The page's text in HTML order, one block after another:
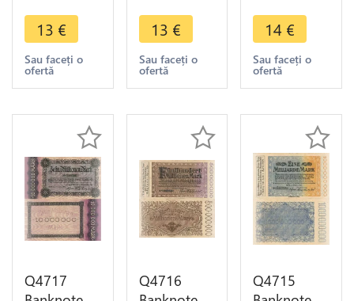
Trier Stadt
50
Millionen
Mark 1923
offer
13 €
Sau faceți o
ofertă
Trier Stadt 1
Milliarde
Mark 1923
-> Make
13 €
Sau faceți o
ofertă
Trier Stadt 1
Milliarde
Mark 1923
AU -> Make
14 €
Sau faceți o
ofertă
Q4717
Q4716
Q4715